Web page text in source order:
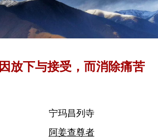
因放下与接受，而消除痛苦
宁玛昌列寺
阿姜查尊者